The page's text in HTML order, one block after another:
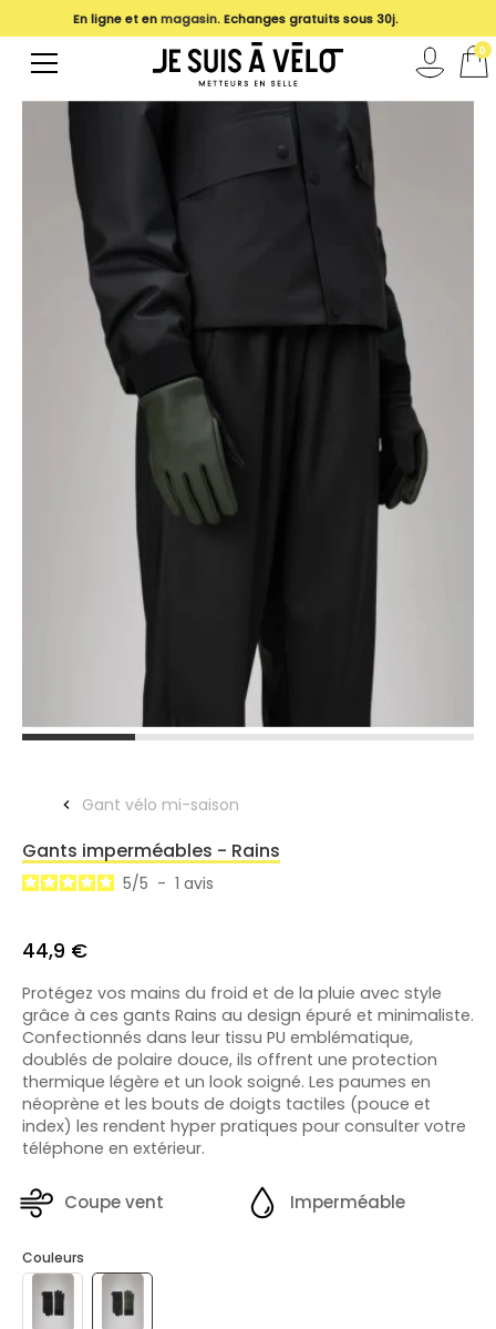
Gant vélo mi-saison
Gants imperméables - Rains
5/5 - 1 avis
44,9 €
Protégez vos mains du froid et de la pluie avec style
grâce à ces gants Rains au design épuré et minimaliste.
Confectionnés dans leur tissu PU emblématique,
doublés de polaire douce, ils offrent une protection
thermique légère et un look soigné. Les paumes en
néoprène et les bouts de doigts tactiles (pouce et
index) les rendent hyper pratiques pour consulter votre
téléphone en extérieur.
Coupe vent Imperméable
Couleurs
En ligne et enmagasin. Echanges gratuits sous 30j.
0